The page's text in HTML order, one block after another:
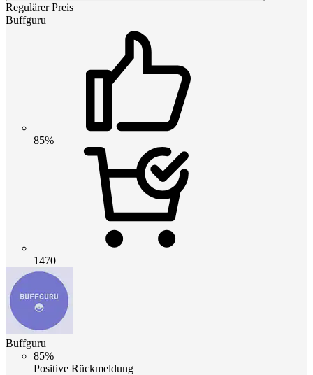
Regulärer Preis
Buffguru
85%
1470
Buffguru
85%
Positive Rückmeldung